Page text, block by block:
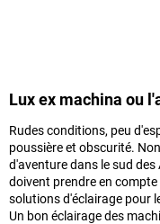
Lux ex machina ou
Rudes conditions, peu
poussière et obscurité.
d'aventure dans le sud des
doivent prendre en
solutions d'éclairage pour
Un bon éclairage des